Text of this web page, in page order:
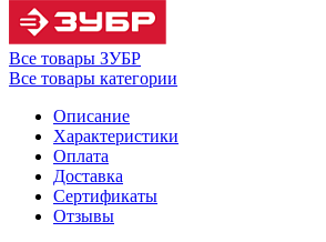
Все товары ЗУБР
Все товары категории
Описание
Характеристики
Оплата
Доставка
Сертификаты
Отзывы